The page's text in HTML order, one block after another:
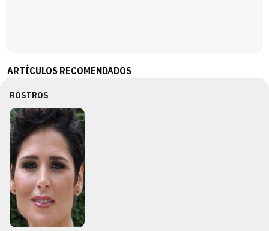
ARTÍCULOS RECOMENDADOS
ROSTROS